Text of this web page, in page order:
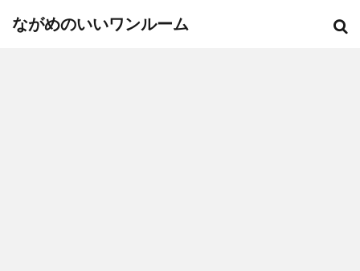
ながめのいいワンルーム